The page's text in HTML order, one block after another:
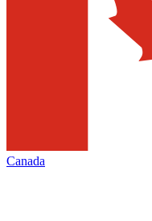
Canada